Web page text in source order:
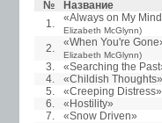
№
Название
1.
«Always on My
Elizabeth McGlynn)
2.
«When You're
Elizabeth McGlynn)
3.
«Searching the
4.
«Childish Thoughts»
5.
«Creeping Distress»
6.
«Hostility»
7.
«Snow Driven»